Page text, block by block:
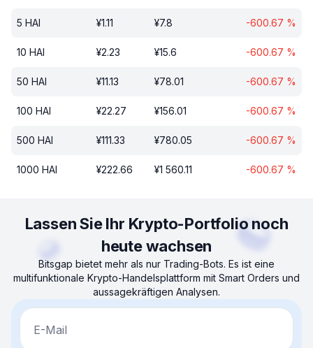
5 HAI ¥1.11 ¥7.8 -600.67 %
10 HAI ¥2.23 ¥15.6 -600.67 %
50 HAI ¥11.13 ¥78.01 -600.67 %
100 HAI ¥22.27 ¥156.01 -600.67 %
500 HAI ¥111.33 ¥780.05 -600.67 %
1000 HAI ¥222.66 ¥1 560.11 -600.67 %
Lassen Sie Ihr Krypto-Portfolio noch
heute wachsen
Bitsgap bietet mehr als nur Trading-Bots. Es ist eine
multifunktionale Krypto-Handelsplattform mit Smart Orders und
aussagekräftigen Analysen.
E-Mail